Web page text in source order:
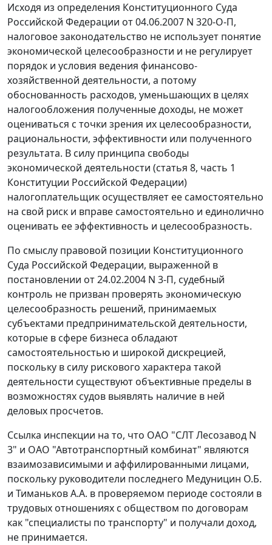
Исходя из определения Конституционного Суда
Российской Федерации от 04.06.2007 N 320-О-П,
налоговое законодательство не использует понятие
экономической целесообразности и не регулирует
порядок и условия ведения финансово-
хозяйственной деятельности, а потому
обоснованность расходов, уменьшающих в целях
налогообложения полученные доходы, не может
оцениваться с точки зрения их целесообразности,
рациональности, эффективности или полученного
результата. В силу принципа свободы
экономической деятельности (статья 8, часть 1
Конституции Российской Федерации)
налогоплательщик осуществляет ее самостоятельно
на свой риск и вправе самостоятельно и единолично
оценивать ее эффективность и целесообразность.
По смыслу правовой позиции Конституционного
Суда Российской Федерации, выраженной в
постановлении от 24.02.2004 N 3-П, судебный
контроль не призван проверять экономическую
целесообразность решений, принимаемых
субъектами предпринимательской деятельности,
которые в сфере бизнеса обладают
самостоятельностью и широкой дискрецией,
поскольку в силу рискового характера такой
деятельности существуют объективные пределы в
возможностях судов выявлять наличие в ней
деловых просчетов.
Ссылка инспекции на то, что ОАО "СЛТ Лесозавод N
3" и ОАО "Автотранспортный комбинат" являются
взаимозависимыми и аффилированными лицами,
поскольку руководители последнего Медуницин О.Б.
и Тиманьков А.А. в проверяемом периоде состояли в
трудовых отношениях с обществом по договорам
как "специалисты по транспорту" и получали доход,
не принимается.